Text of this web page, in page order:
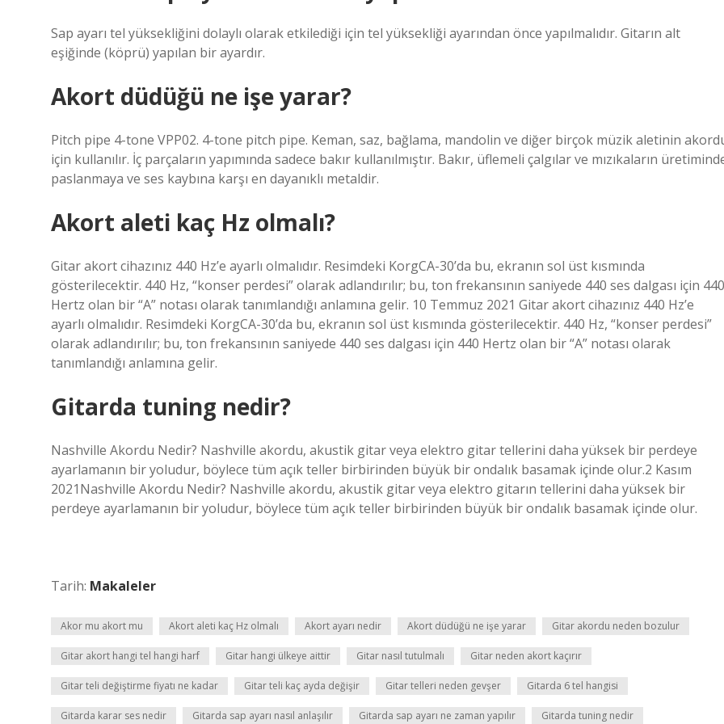
Sap ayarı tel yüksekliğini dolaylı olarak etkilediği için tel yüksekliği ayarından önce yapılmalıdır. Gitarın alt
eşiğinde (köprü) yapılan bir ayardır.
Akort düdüğü ne işe yarar?
Pitch pipe 4-tone VPP02. 4-tone pitch pipe. Keman, saz, bağlama, mandolin ve diğer birçok müzik aletinin
için kullanılır. İç parçaların yapımında sadece bakır kullanılmıştır. Bakır, üflemeli çalgılar ve mızıkaların
paslanmaya ve ses kaybına karşı en dayanıklı metaldir.
Akort aleti kaç Hz olmalı?
Gitar akort cihazınız 440 Hz’e ayarlı olmalıdır. Resimdeki KorgCA-30’da bu, ekranın sol üst kısmında
gösterilecektir. 440 Hz, “konser perdesi” olarak adlandırılır; bu, ton frekansının saniyede 440 ses dalgası için 440
Hertz olan bir “A” notası olarak tanımlandığı anlamına gelir. 10 Temmuz 2021 Gitar akort cihazınız 440 Hz’e
ayarlı olmalıdır. Resimdeki KorgCA-30’da bu, ekranın sol üst kısmında gösterilecektir. 440 Hz, “konser perdesi”
olarak adlandırılır; bu, ton frekansının saniyede 440 ses dalgası için 440 Hertz olan bir “A” notası olarak
tanımlandığı anlamına gelir.
Gitarda tuning nedir?
Nashville Akordu Nedir? Nashville akordu, akustik gitar veya elektro gitar tellerini daha yüksek bir perdeye
ayarlamanın bir yoludur, böylece tüm açık teller birbirinden büyük bir ondalık basamak içinde olur.2 Kasım
2021Nashville Akordu Nedir? Nashville akordu, akustik gitar veya elektro gitarın tellerini daha yüksek bir
perdeye ayarlamanın bir yoludur, böylece tüm açık teller birbirinden büyük bir ondalık basamak içinde olur.
Tarih: Makaleler
Akor mu akort mu Akort aleti kaç Hz olmalı Akort ayarı nedir Akort düdüğü ne işe yarar Gitar akordu neden bozulur
Gitar akort hangi tel hangi harf Gitar hangi ülkeye aittir Gitar nasıl tutulmalı Gitar neden akort kaçırır
Gitar teli değiştirme fiyatı ne kadar Gitar teli kaç ayda değişir Gitar telleri neden gevşer Gitarda 6 tel hangisi
Gitarda karar ses nedir Gitarda sap ayarı nasıl anlaşılır Gitarda sap ayarı ne zaman yapılır Gitarda tuning nedir